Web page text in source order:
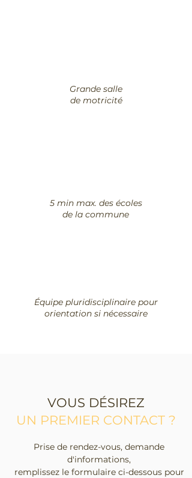
Grande salle
de motricité
5 min max. des écoles
de la commune
Équipe pluridisciplinaire pour
orientation si nécessaire
VOUS DÉSIREZ
UN PREMIER CONTACT ?
Prise de rendez-vous, demande
d'informations,
remplissez le formulaire ci-dessous pour